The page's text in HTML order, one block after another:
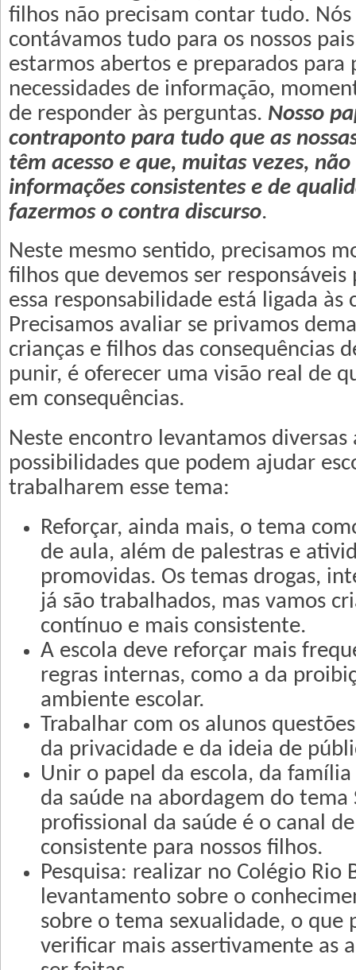
filhos não precisam contar tudo. Nós
contávamos tudo para os nossos
estarmos abertos e preparados para
necessidades de informação,
de responder às perguntas. Nosso
contraponto para tudo que as
têm acesso e que, muitas vezes,
informações consistentes e de
fazermos o contra discurso.
Neste mesmo sentido, precisamos
filhos que devemos ser responsáveis
essa responsabilidade está ligada às
Precisamos avaliar se privamos
crianças e filhos das consequências
punir, é oferecer uma visão real de
em consequências.
Neste encontro levantamos diversas
possibilidades que podem ajudar
trabalharem esse tema:
Reforçar, ainda mais, o tema
de aula, além de palestras e
promovidas. Os temas drogas,
já são trabalhados, mas vamos
contínuo e mais consistente.
A escola deve reforçar mais
regras internas, como a da
ambiente escolar.
Trabalhar com os alunos
da privacidade e da ideia de
Unir o papel da escola, da
da saúde na abordagem do tema
profissional da saúde é o canal
consistente para nossos filhos.
Pesquisa: realizar no Colégio Rio
levantamento sobre o
sobre o tema sexualidade, o que
verificar mais assertivamente as